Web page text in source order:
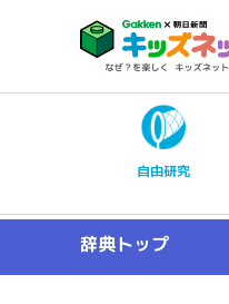
自由研究
辞典トップ